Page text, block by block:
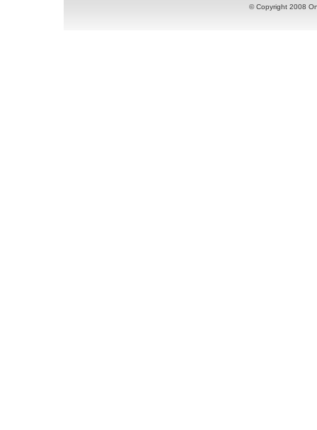
© Copyright 2008